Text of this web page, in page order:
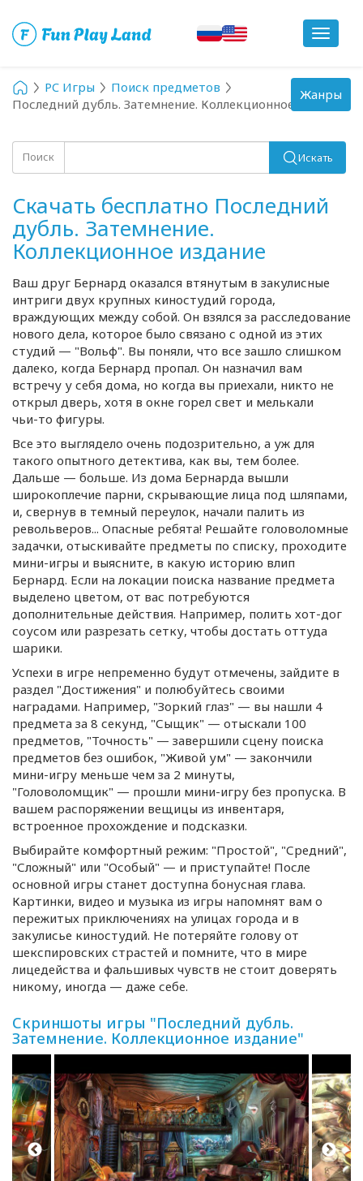
Toggle
PC Игры
Поиск предметов
Последний дубль. Затемнение. Коллекционное издание
Поиск Искать
Скачать бесплатно Последний
дубль. Затемнение.
Коллекционное издание
Ваш друг Бернард оказался втянутым в закулисные
интриги двух крупных киностудий города,
враждующих между собой. Он взялся за расследование
нового дела, которое было связано с одной из этих
студий — "Вольф". Вы поняли, что все зашло слишком
далеко, когда Бернард пропал. Он назначил вам
встречу у себя дома, но когда вы приехали, никто не
открыл дверь, хотя в окне горел свет и мелькали
чьи-то фигуры.
Все это выглядело очень подозрительно, а уж для
такого опытного детектива, как вы, тем более.
Дальше — больше. Из дома Бернарда вышли
широкоплечие парни, скрывающие лица под шляпами,
и, свернув в темный переулок, начали палить из
револьверов... Опасные ребята! Решайте головоломные
задачки, отыскивайте предметы по списку, проходите
мини-игры и выясните, в какую историю влип
Бернард. Если на локации поиска название предмета
выделено цветом, от вас потребуются
дополнительные действия. Например, полить хот-дог
соусом или разрезать сетку, чтобы достать оттуда
шарики.
Успехи в игре непременно будут отмечены, зайдите в
раздел "Достижения" и полюбуйтесь своими
наградами. Например, "Зоркий глаз" — вы нашли 4
предмета за 8 секунд, "Сыщик" — отыскали 100
предметов, "Точность" — завершили сцену поиска
предметов без ошибок, "Живой ум" — закончили
мини-игру меньше чем за 2 минуты,
"Головоломщик" — прошли мини-игру без пропуска. В
вашем распоряжении вещицы из инвентаря,
встроенное прохождение и подсказки.
Выбирайте комфортный режим: "Простой", "Средний",
"Сложный" или "Особый" — и приступайте! После
основной игры станет доступна бонусная глава.
Картинки, видео и музыка из игры напомнят вам о
пережитых приключениях на улицах города и в
закулисье киностудий. Не потеряйте голову от
шекспировских страстей и помните, что в мире
лицедейства и фальшивых чувств не стоит доверять
никому, иногда — даже себе.
Скриншоты игры "Последний дубль.
Затемнение. Коллекционное издание"
Toggle
navigation
Жанры